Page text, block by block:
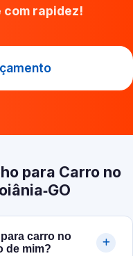
com rapidez!
para Carro no
carro no
de mim?